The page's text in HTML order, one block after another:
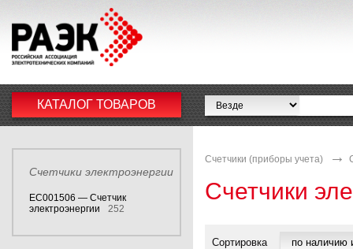
КАТАЛОГ ТОВАРОВ
Счетчики электроэнергии
EC001506 — Счетчик
электроэнергии
252
Счетчики (приборы учета)
Счетчики
Сортировка